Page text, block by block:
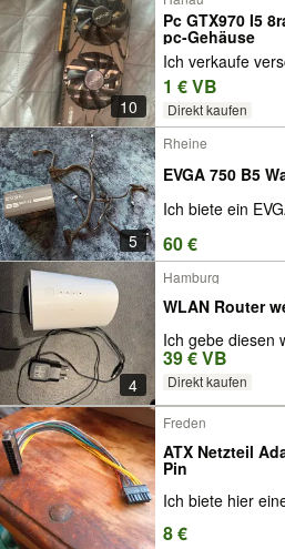
10
Pc GTX970 I5
pc-Gehäuse
Ich verkaufe
1 € VB
Direkt kaufen
5
Rheine
EVGA 750 B5
Ich biete ein
60 €
4
Hamburg
WLAN Router
Ich gebe diesen
39 € VB
Direkt kaufen
Freden
ATX Netzteil
Pin
Ich biete hier
8 €